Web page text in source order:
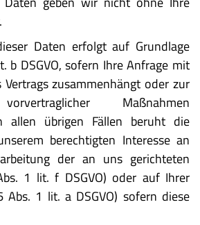
Daten erfolgt auf Grundlage
b DSGVO, sofern Ihre Anfrage mit
zusammenhängt oder zur
Maßnahmen
allen übrigen Fällen beruht die
berechtigten Interesse an
der an uns gerichteten
1 lit. f DSGVO) oder auf Ihrer
Abs. 1 lit. a DSGVO) sofern diese